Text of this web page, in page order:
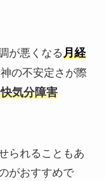
が悪くなる月経
の不安定さが際
気分障害
られることもあ
がおすすめで